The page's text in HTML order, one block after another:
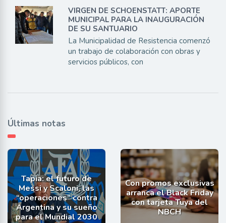
VIRGEN DE SCHOENSTATT: APORTE
MUNICIPAL PARA LA INAUGURACIÓN
DE SU SANTUARIO
La Municipalidad de Resistencia comenzó
un trabajo de colaboración con obras y
servicios públicos, con
Últimas notas
Tapia: el futuro de
Messi y Scaloni, las
“operaciones” contra
Argentina y su sueño
para el Mundial 2030
Con promos exclusivas
arranca el Black Friday
con tarjeta Tuya del
NBCH